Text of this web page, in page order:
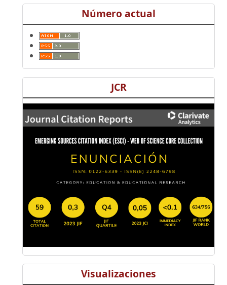
Número actual
JCR
Visualizaciones